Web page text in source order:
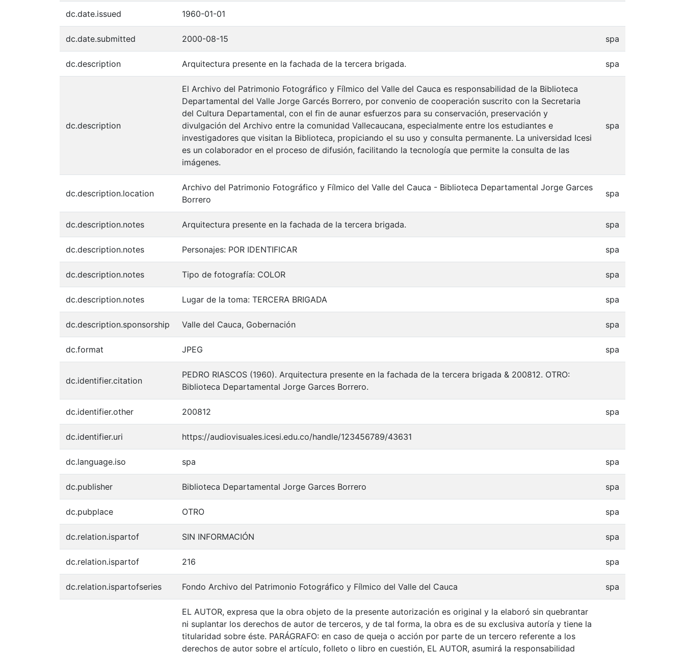
dc.date.issued 1960-01-01
dc.date.submitted 2000-08-15 spa
dc.description Arquitectura presente en la fachada de la tercera brigada. spa
dc.description
El Archivo del Patrimonio Fotográfico y Fílmico del Valle del Cauca es responsabilidad de la Biblioteca
Departamental del Valle Jorge Garcés Borrero, por convenio de cooperación suscrito con la Secretaria
del Cultura Departamental, con el fin de aunar esfuerzos para su conservación, preservación y
divulgación del Archivo entre la comunidad Vallecaucana, especialmente entre los estudiantes e
investigadores que visitan la Biblioteca, propiciando el su uso y consulta permanente. La universidad Icesi
es un colaborador en el proceso de difusión, facilitando la tecnología que permite la consulta de las
imágenes.
spa
dc.description.location
Archivo del Patrimonio Fotográfico y Fílmico del Valle del Cauca - Biblioteca Departamental Jorge Garces
Borrero
spa
dc.description.notes Arquitectura presente en la fachada de la tercera brigada. spa
dc.description.notes Personajes: POR IDENTIFICAR spa
dc.description.notes Tipo de fotografía: COLOR spa
dc.description.notes Lugar de la toma: TERCERA BRIGADA spa
dc.description.sponsorship Valle del Cauca, Gobernación spa
dc.format JPEG spa
dc.identifier.citation
PEDRO RIASCOS (1960). Arquitectura presente en la fachada de la tercera brigada & 200812. OTRO:
Biblioteca Departamental Jorge Garces Borrero.
dc.identifier.other 200812 spa
dc.identifier.uri https://audiovisuales.icesi.edu.co/handle/123456789/43631
dc.language.iso spa spa
dc.publisher Biblioteca Departamental Jorge Garces Borrero spa
dc.pubplace OTRO spa
dc.relation.ispartof SIN INFORMACIÓN spa
dc.relation.ispartof 216 spa
dc.relation.ispartofseries Fondo Archivo del Patrimonio Fotográfico y Fílmico del Valle del Cauca spa
EL AUTOR, expresa que la obra objeto de la presente autorización es original y la elaboró sin quebrantar
ni suplantar los derechos de autor de terceros, y de tal forma, la obra es de su exclusiva autoría y tiene la
titularidad sobre éste. PARÁGRAFO: en caso de queja o acción por parte de un tercero referente a los
derechos de autor sobre el artículo, folleto o libro en cuestión, EL AUTOR, asumirá la responsabilidad